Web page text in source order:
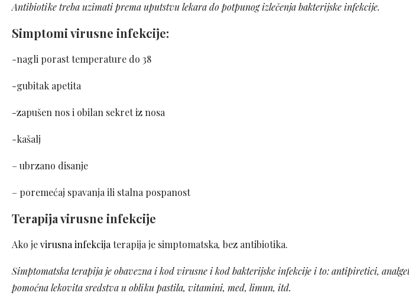
Antibiotike treba uzimati prema uputstvu lekara do potpunog izlečenja bakterijske infekcije.
Simptomivirusne infekcije:
-nagli porast temperature do 38
-gubitak apetita
-zapušen nos i obilan sekret iz nosa
-kašalj
– ubrzano disanje
– poremećaj spavanja ili stalna pospanost
Terapija virusne infekcije
Ako jevirusna infekcijaterapija je simptomatska, bez antibiotika.
Simptomatska terapija je obavezna i kod virusne i kod bakterijske infekcije i to: antipiretici,
pomoćna lekovita sredstva u obliku pastila, vitamini, med, limun, itd.